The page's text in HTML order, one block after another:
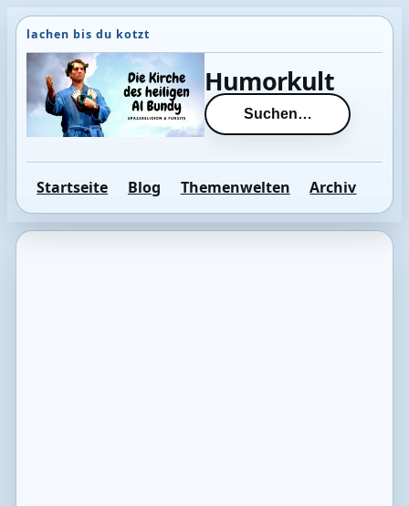
Direkt
zum
Inhalt
wechseln
Humorkult
Suchen…
Startseite Blog Themenwelten Archiv